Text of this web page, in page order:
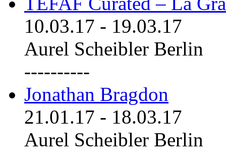
10.03.17 - 19.03.17
Aurel Scheibler Berlin
----------
Jonathan Bragdon
21.01.17 - 18.03.17
Aurel Scheibler Berlin